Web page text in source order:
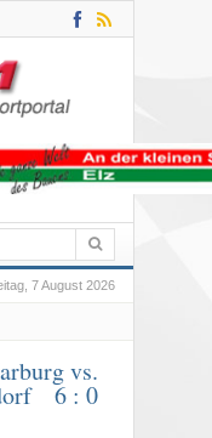
7 August 2026
vs.
6 : 0